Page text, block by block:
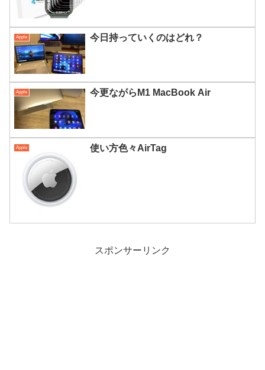
Apple 今日持っていくのはどれ？
Apple 今更ながらM1 MacBook Air
Apple 使い方色々AirTag
スポンサーリンク